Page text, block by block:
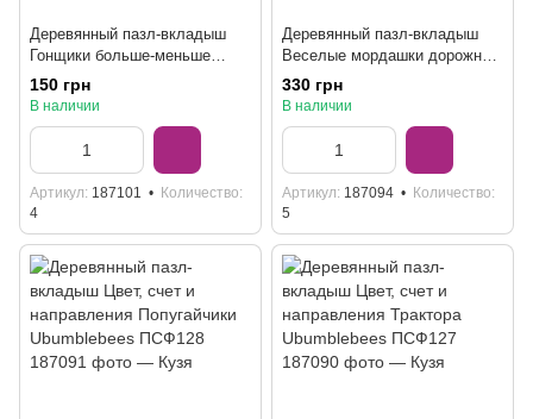
Деревянный пазл-вкладыш
Гонщики больше-меньше
ПСД298
150 грн
В наличии
Артикул 187101
Количество
4
Деревянный пазл-вкладыш
Веселые мордашки дорожная
версия ПСД029
330 грн
В наличии
Артикул 187094
Количество
5